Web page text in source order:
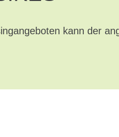
kann der